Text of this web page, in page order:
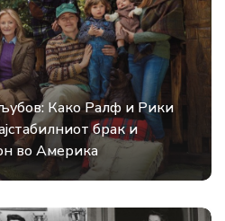
Како Ралф и Рики
брак и
во Америка